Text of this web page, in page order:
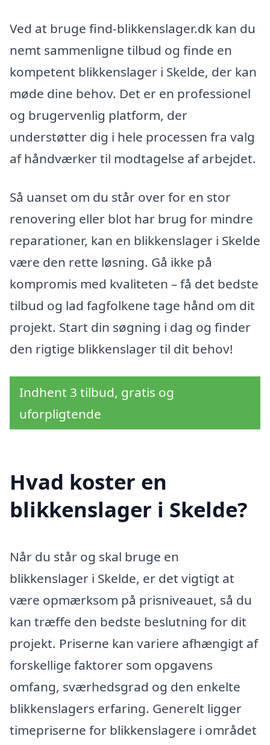
Ved at bruge find-blikkenslager.dk kan du
nemt sammenligne tilbud og finde en
kompetent blikkenslager i Skelde, der kan
møde dine behov. Det er en professionel
og brugervenlig platform, der
understøtter dig i hele processen fra valg
af håndværker til modtagelse af arbejdet.
Så uanset om du står over for en stor
renovering eller blot har brug for mindre
reparationer, kan en blikkenslager i Skelde
være den rette løsning. Gå ikke på
kompromis med kvaliteten – få det bedste
tilbud og lad fagfolkene tage hånd om dit
projekt. Start din søgning i dag og finder
den rigtige blikkenslager til dit behov!
Indhent 3 tilbud, gratis og
uforpligtende
Hvad koster en
blikkenslager i Skelde?
Når du står og skal bruge en
blikkenslager i Skelde, er det vigtigt at
være opmærksom på prisniveauet, så du
kan træffe den bedste beslutning for dit
projekt. Priserne kan variere afhængigt af
forskellige faktorer som opgavens
omfang, sværhedsgrad og den enkelte
blikkenslagers erfaring. Generelt ligger
timepriserne for blikkenslagere i området